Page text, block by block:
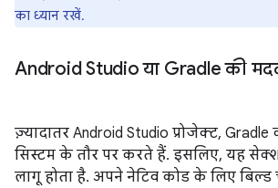
का ध्यान रखें.
Android Studio या Gradle की
ज़्यादातर Android Studio प्रोजेक्ट,
सिस्टम के तौर पर करते हैं. इसलिए, यह
लागू होता है. अपने नेटिव कोड के लिए